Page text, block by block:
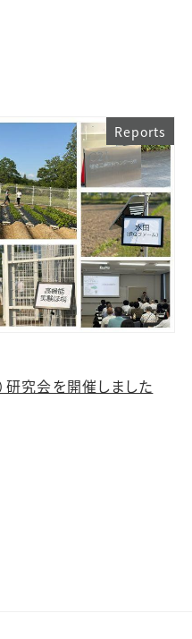
Reports
研究会を開催しました